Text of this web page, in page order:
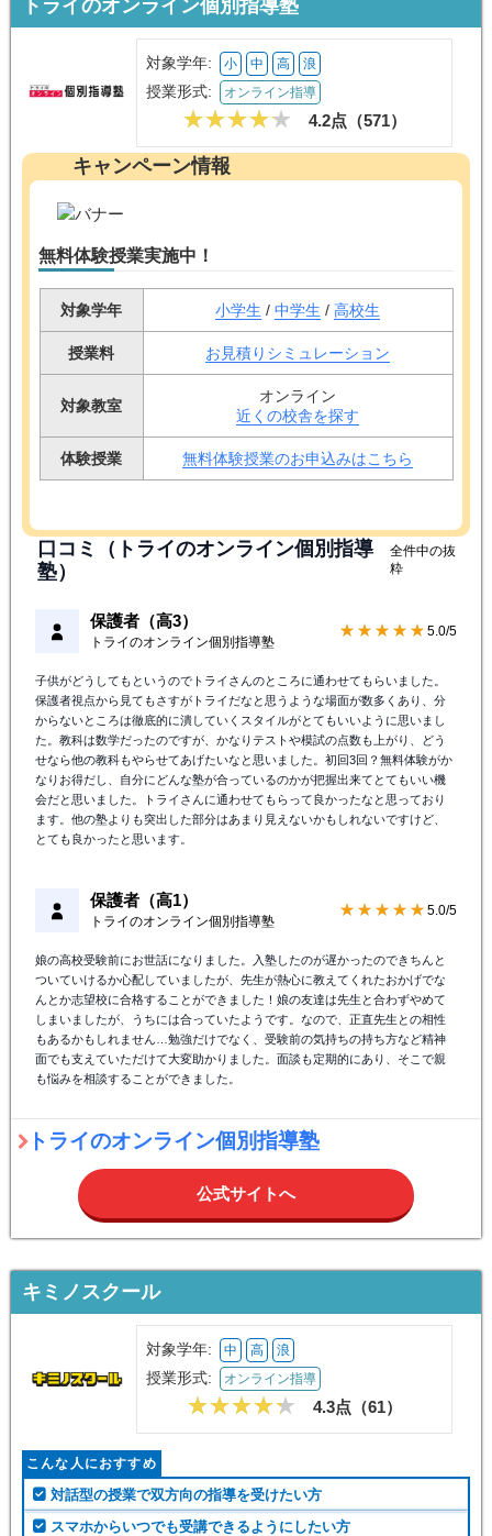
トライのオンライン個別指導塾
対象学年: 小 中 高 浪
授業形式: オンライン指導
4.2点（571）
キャンペーン情報
無料体験授業実施中！
対象学年 小学生 / 中学生 / 高校生
授業料 お見積りシミュレーション
対象教室
オンライン
近くの校舎を探す
体験授業 無料体験授業のお申込みはこちら
口コミ（トライのオンライン個別指導
塾）
全件中の抜
粋
保護者（高3）
トライのオンライン個別指導塾
★★★★★ 5.0/5
子供がどうしてもというのでトライさんのところに通わせてもらいました。
保護者視点から見てもさすがトライだなと思うような場面が数多くあり、分
からないところは徹底的に潰していくスタイルがとてもいいように思いまし
た。教科は数学だったのですが、かなりテストや模試の点数も上がり、どう
せなら他の教科もやらせてあげたいなと思いました。初回3回？無料体験がか
なりお得だし、自分にどんな塾が合っているのかが把握出来てとてもいい機
会だと思いました。トライさんに通わせてもらって良かったなと思っており
ます。他の塾よりも突出した部分はあまり見えないかもしれないですけど、
とても良かったと思います。
保護者（高1）
トライのオンライン個別指導塾
★★★★★ 5.0/5
娘の高校受験前にお世話になりました。入塾したのが遅かったのできちんと
ついていけるか心配していましたが、先生が熱心に教えてくれたおかげでな
んとか志望校に合格することができました！娘の友達は先生と合わずやめて
しまいましたが、うちには合っていたようです。なので、正直先生との相性
もあるかもしれません…勉強だけでなく、受験前の気持ちの持ち方など精神
面でも支えていただけて大変助かりました。面談も定期的にあり、そこで親
も悩みを相談することができました。
トライのオンライン個別指導塾
公式サイトへ
キミノスクール
対象学年: 中 高 浪
授業形式: オンライン指導
4.3点（61）
こんな人におすすめ
対話型の授業で双方向の指導を受けたい方
スマホからいつでも受講できるようにしたい方